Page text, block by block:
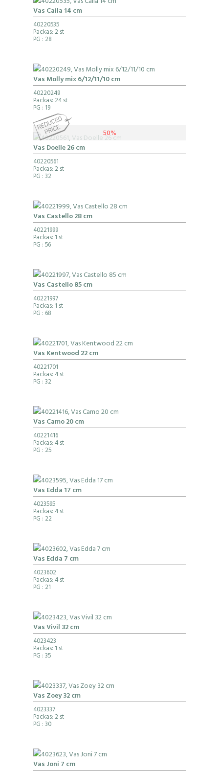
Vas Caila 14 cm
40220535
Packas: 2 st
PG : 28
Vas Molly mix 6/12/11/10 cm
40220249
Packas: 24 st
PG : 19
50%
Vas Doelle 26 cm
40220561
Packas: 2 st
PG : 32
Vas Castello 28 cm
40221999
Packas: 1 st
PG : 56
Vas Castello 85 cm
40221997
Packas: 1 st
PG : 68
Vas Kentwood 22 cm
40221701
Packas: 4 st
PG : 32
Vas Camo 20 cm
40221416
Packas: 4 st
PG : 25
Vas Edda 17 cm
4023595
Packas: 4 st
PG : 22
Vas Edda 7 cm
4023602
Packas: 4 st
PG : 21
Vas Vivil 32 cm
4023423
Packas: 1 st
PG : 35
Vas Zoey 32 cm
4023337
Packas: 2 st
PG : 30
Vas Joni 7 cm